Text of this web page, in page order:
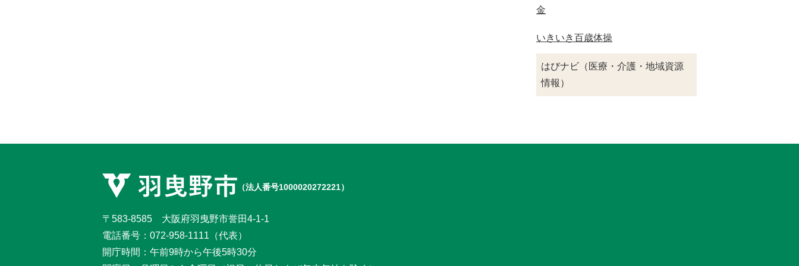
金
いきいき百歳体操
はびナビ（医療・介護・地域資源
情報）
（法人番号1000020272221）
〒583-8585 大阪府羽曳野市誉田4-1-1
電話番号： 072-958-1111 （代表）
開庁時間：午前9時から午後5時30分